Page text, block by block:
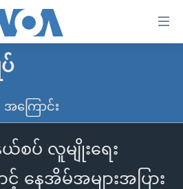
အကြောင်း
စပ် လူမျိုးရေး
နေအိမ်အများအပြား